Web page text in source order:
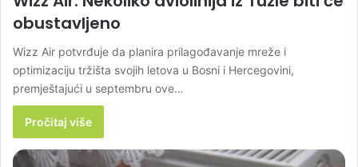
obustavljeno
Wizz Air potvrđuje da planira prilagođavanje mreže i
optimizaciju tržišta svojih letova u Bosni i Hercegovini,
premještajući u septembru ove…
Pročitaj više